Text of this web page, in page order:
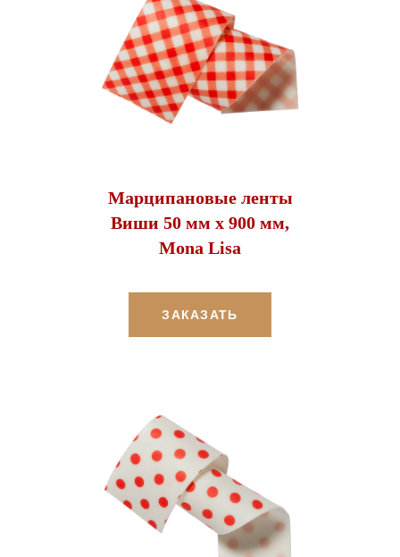
Марципановые ленты
Виши 50 мм х 900 мм,
Mona Lisa
ЗАКАЗАТЬ